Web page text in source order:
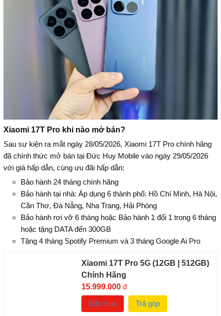
Xiaomi 17T Pro khi nào mở bán?
Sau sự kiện ra mắt ngày 28/05/2026, Xiaomi 17T Pro chính hãng
đã chính thức mở bán tại Đức Huy Mobile vào ngày 29/05/2026
với giá hấp dẫn, cùng ưu đãi hấp dẫn:
Bảo hành 24 tháng chính hãng
Bảo hành tại nhà: Áp dụng 6 thành phố: Hồ Chí Minh, Hà Nội,
Cần Thơ, Đà Nẵng, Nha Trang, Hải Phòng
Bảo hành rơi vỡ 6 tháng hoặc Bảo hành 1 đổi 1 trong 6 tháng
hoặc tặng DATA đến 300GB
Tặng 4 tháng Spotify Premium và 3 tháng Google Ai Pro
Xiaomi 17T Pro 5G (12GB | 512GB)
Chính Hãng
15.999.000đ
Đặt mua
Trả góp